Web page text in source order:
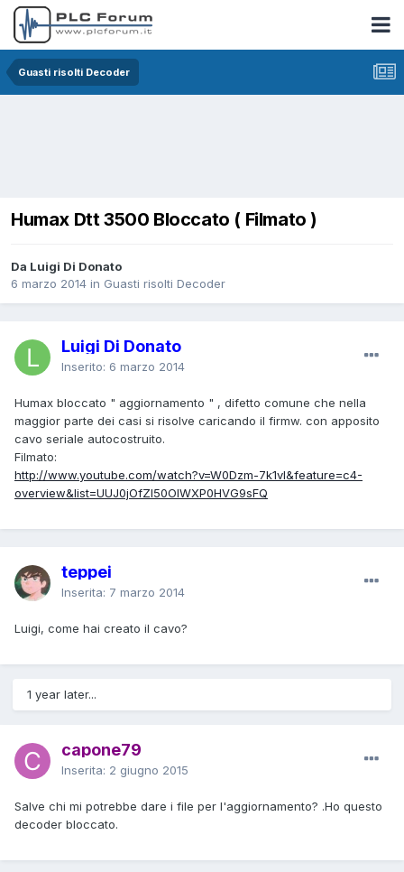
Guasti risolti Decoder
Humax Dtt 3500 Bloccato ( Filmato )
Da Luigi Di Donato
6 marzo 2014 in Guasti risolti Decoder
Luigi Di Donato
Inserito: 6 marzo 2014
Humax bloccato " aggiornamento " , difetto comune che nella
maggior parte dei casi si risolve caricando il firmw. con apposito
cavo seriale autocostruito.
Filmato:
http://www.youtube.com/watch?v=W0Dzm-7k1vI&feature=c4-
overview&list=UUJ0jOfZl50OlWXP0HVG9sFQ
teppei
Inserita: 7 marzo 2014
Luigi, come hai creato il cavo?
1 year later...
capone79
Inserita: 2 giugno 2015
Salve chi mi potrebbe dare i file per l'aggiornamento? .Ho questo
decoder bloccato.